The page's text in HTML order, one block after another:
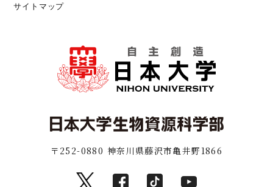
サイトマップ
〒252-0880 神奈川県藤沢市亀井野1866